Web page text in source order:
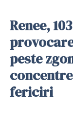
Renee,
peste
fericiri